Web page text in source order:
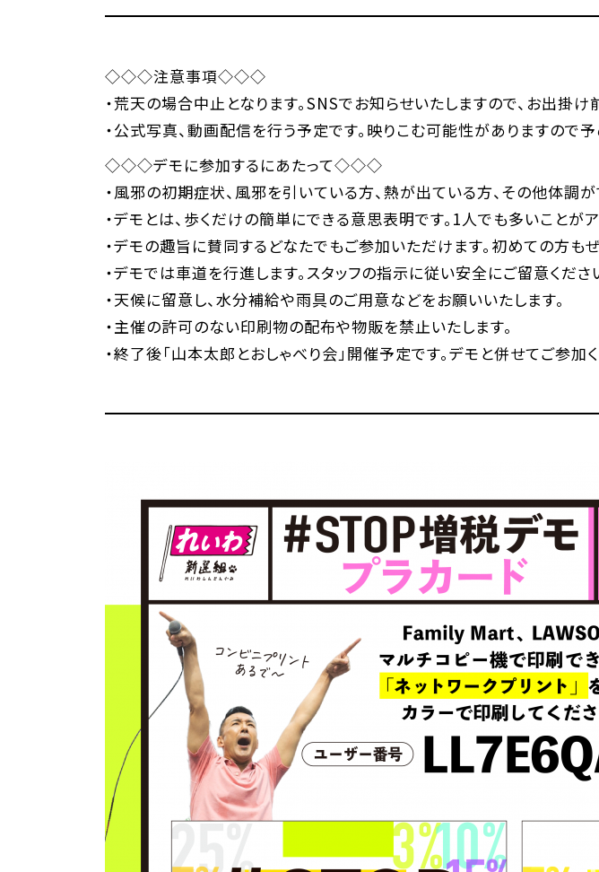
◇◇◇注意事項◇◇◇
・荒天の場合中止となります。SNSでお知らせいたしますので、お出掛
・公式写真、動画配信を行う予定です。映りこむ可能性がありますので予
◇◇◇デモに参加するにあたって◇◇◇
・風邪の初期症状、風邪を引いている方、熱が出ている方、その他体調
・デモとは、歩くだけの簡単にできる意思表明です。1人でも多いことが
・デモの趣旨に賛同するどなたでもご参加いただけます。初めての方も
・デモでは車道を行進します。スタッフの指示に従い安全にご留意くださ
・天候に留意し、水分補給や雨具のご用意などをお願いいたします。
・主催の許可のない印刷物の配布や物販を禁止いたします。
・終了後「山本太郎とおしゃべり会」開催予定です。デモと併せてご参加く